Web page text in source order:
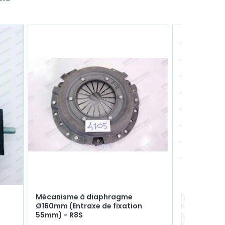
Mécanisme à diaphragme
Ø160mm (Entraxe de fixation
55mm) - R8S
positions